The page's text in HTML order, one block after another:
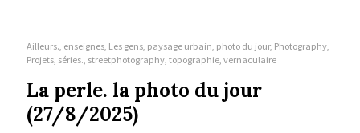
Ailleurs., enseignes, Les gens, paysage urbain, photo du jour, Photography,
Projets, séries., streetphotography, topographie, vernaculaire
La perle. la photo du jour
(27/8/2025)